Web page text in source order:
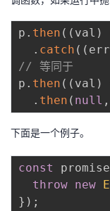
p . then ( ( val )
. catch ( ( err
// 等同于
p . then ( ( val )
. then ( null ,
下面是一个例子。
const promise
throw new
} ) ;